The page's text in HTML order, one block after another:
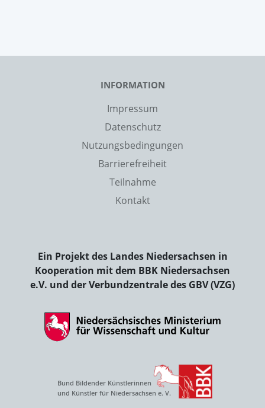
INFORMATION
Impressum
Datenschutz
Nutzungsbedingungen
Barrierefreiheit
Teilnahme
Kontakt
Ein Projekt des Landes Niedersachsen in
Kooperation mit dem BBK Niedersachsen
e.V. und der Verbundzentrale des GBV (VZG)
Bund Bildender Künstlerinnen
und Künstler für Niedersachsen e. V.